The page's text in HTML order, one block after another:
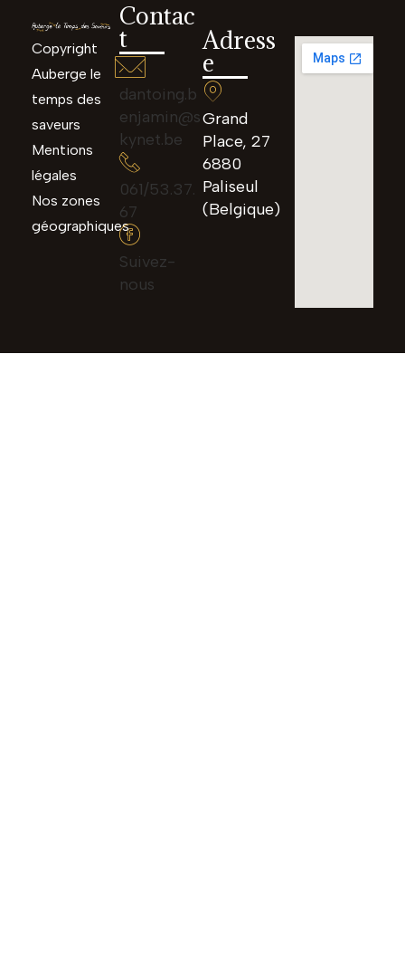
Copyright
Auberge le
temps des
saveurs
Mentions
légales
Nos zones
géographiques
Contac
t
dantoing.b
enjamin@s
kynet.be
061/53.37.
67
Suivez-
nous
Adress
e
Grand
Place, 27
6880
Paliseul
(Belgique)